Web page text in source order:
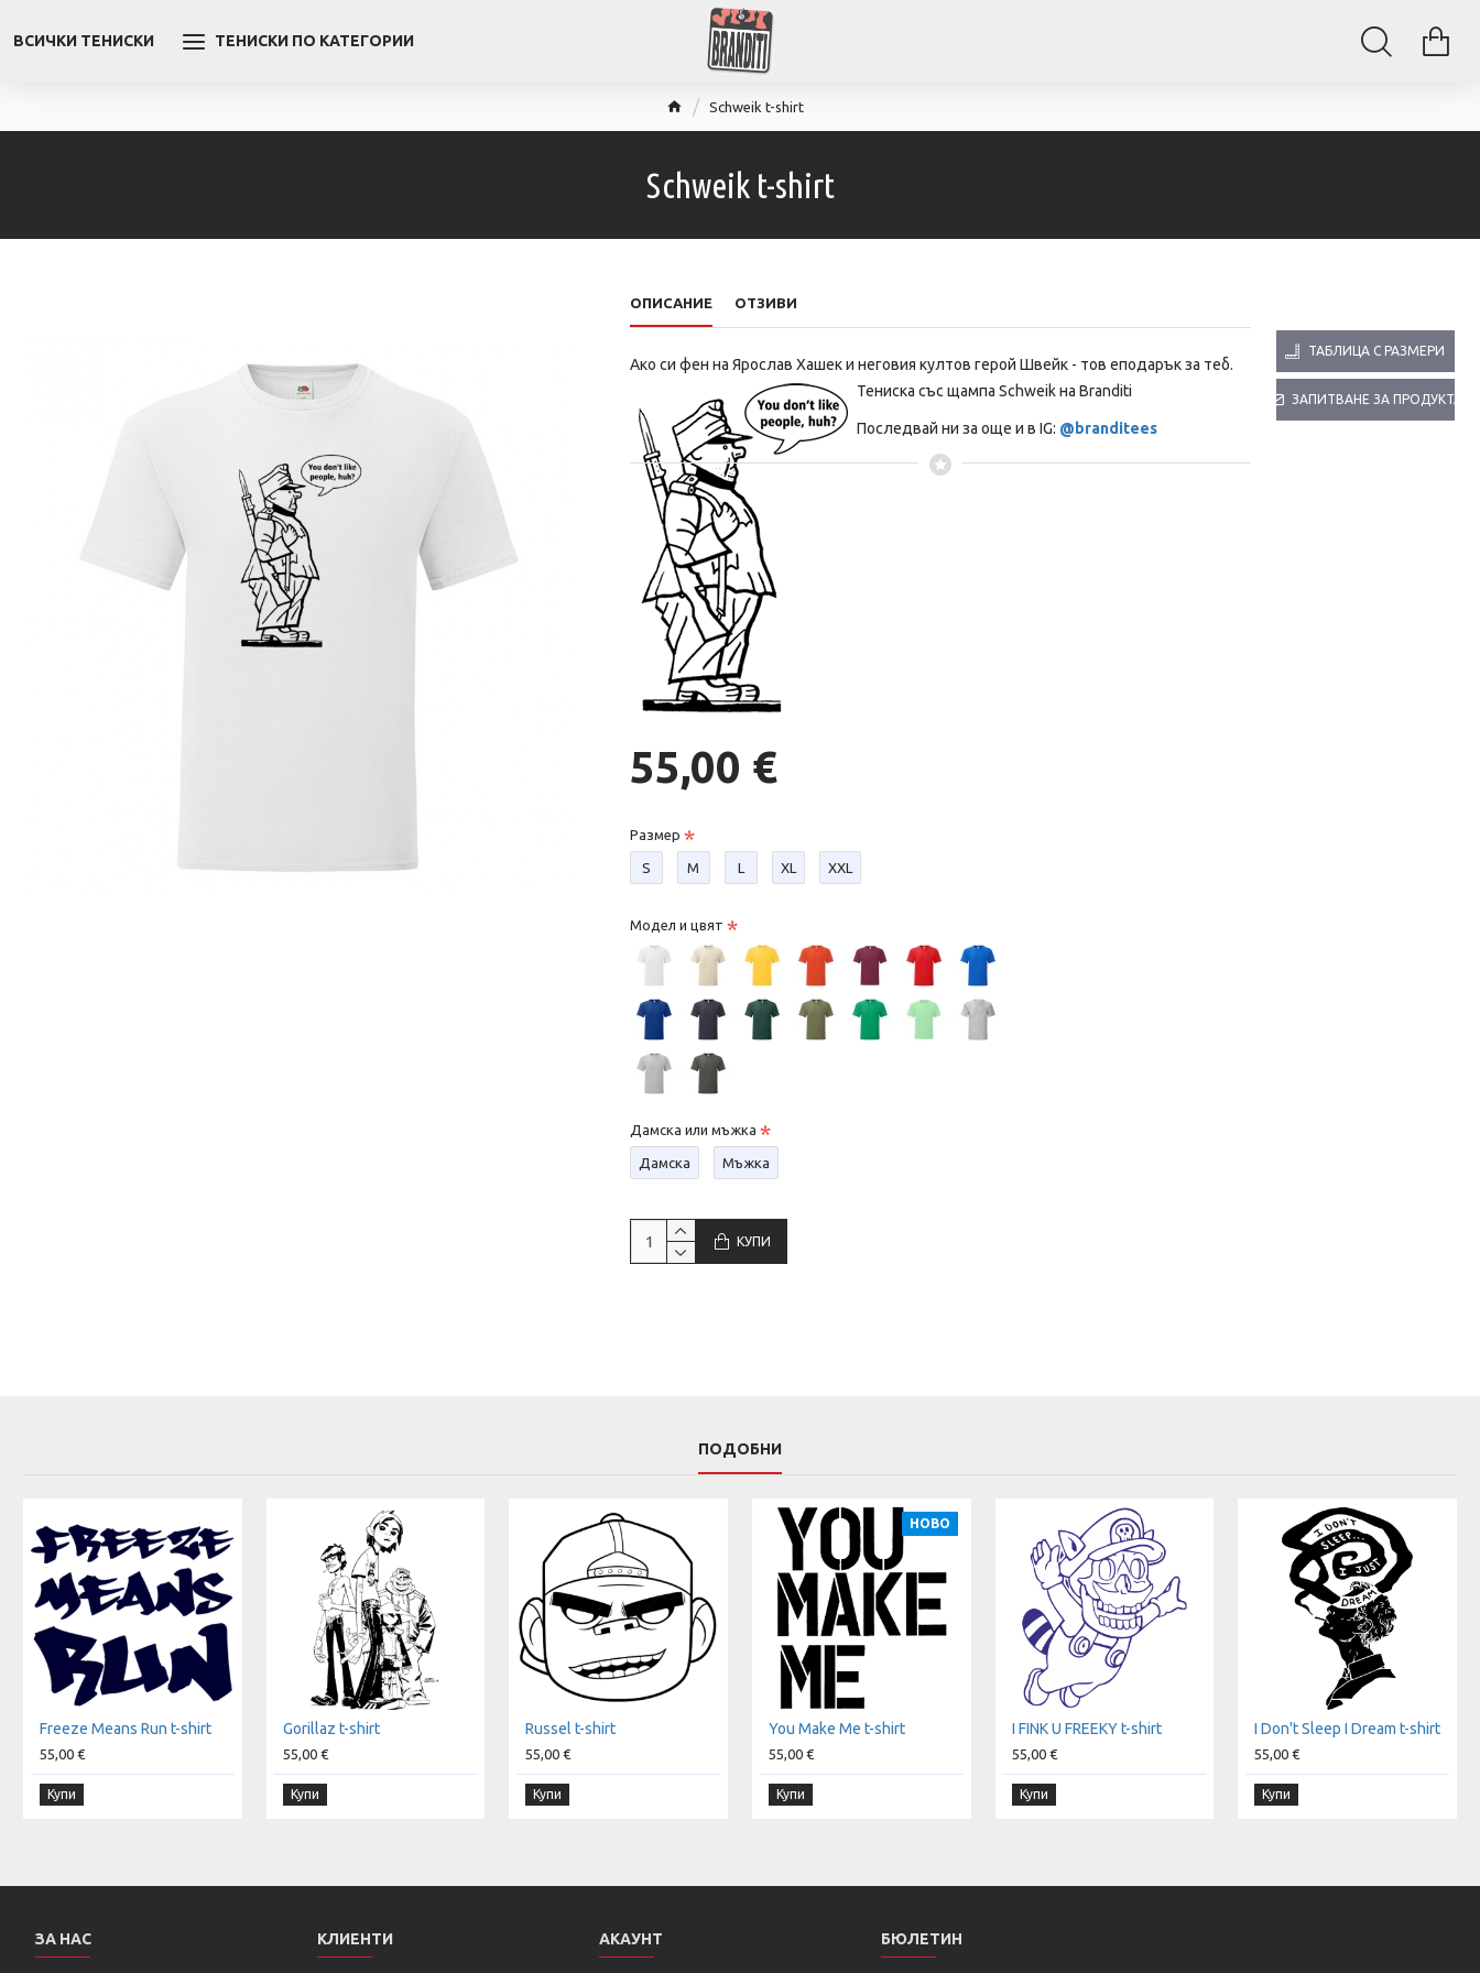
ВСИЧКИ ТЕНИСКИ ТЕНИСКИ ПО КАТЕГОРИИ
Schweik t-shirt
Schweik t-shirt
ОПИСАНИЕ ОТЗИВИ
Ако си фен на Ярослав Хашек и неговия култов герой Швейк - тов еподарък за теб.
Тениска със щампа Schweik на Branditi
Последвай ни за още и в IG: @branditees
ТАБЛИЦА С РАЗМЕРИ
ЗАПИТВАНЕ ЗА ПРОДУКТА
55,00 €
Размер
S М L XL XXL
Модел и цвят
Дамска или мъжка
Дамска Мъжка
КУПИ
ПОДОБНИ
Freeze Means Run t-shirt
55,00 €
Купи
Gorillaz t-shirt
55,00 €
Купи
Russel t-shirt
55,00 €
Купи
НОВО
You Make Me t-shirt
55,00 €
Купи
I FINK U FREEKY t-shirt
55,00 €
Купи
I Don't Sleep I Dream t-shirt
55,00 €
Купи
ЗА НАС КЛИЕНТИ АКАУНТ БЮЛЕТИН